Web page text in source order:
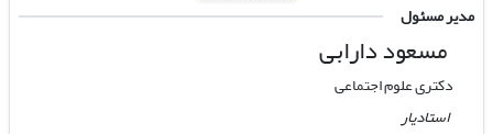
مدیر مسئول
مسعود دارابی
دکتری علوم اجتماعی
استادیار